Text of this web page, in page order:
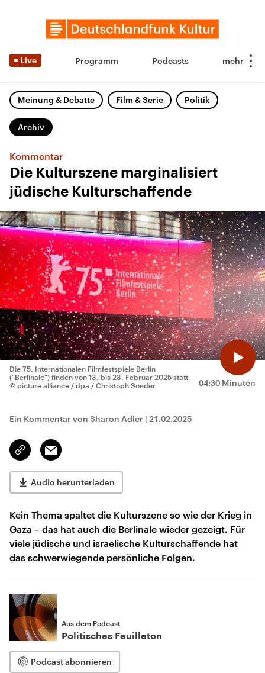
Live Programm Podcasts
Meinung & Debatte Film & Serie Politik
Archiv
Kommentar
Die Kulturszene marginalisiert
jüdische Kulturschaffende
04:30 Minuten
Die 75. Internationalen Filmfestspiele Berlin
("Berlinale") finden von 13. bis 23. Februar 2025 statt.
© picture alliance / dpa / Christoph Soeder
Ein Kommentar von Sharon Adler | 21.02.2025
Link
kopieren/teilen
Email
Audio herunterladen
Kein Thema spaltet die Kulturszene so wie der Krieg in
Gaza – das hat auch die Berlinale wieder gezeigt. Für
viele jüdische und israelische Kulturschaffende hat
das schwerwiegende persönliche Folgen.
Aus dem Podcast
Politisches Feuilleton
Podcast abonnieren